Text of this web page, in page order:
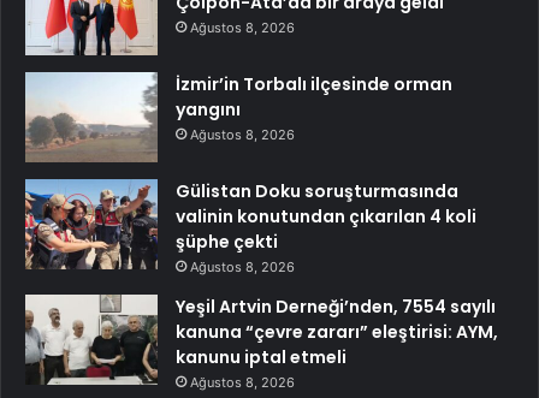
Ağustos 8, 2026
İzmir’in Torbalı ilçesinde orman
yangını
Ağustos 8, 2026
Gülistan Doku soruşturmasında
valinin konutundan çıkarılan 4 koli
şüphe çekti
Ağustos 8, 2026
Yeşil Artvin Derneği’nden, 7554 sayılı
kanuna “çevre zararı” eleştirisi: AYM,
kanunu iptal etmeli
Ağustos 8, 2026